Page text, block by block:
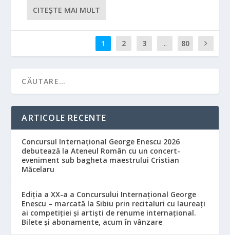
CITEŞTE MAI MULT
1 2 3 ... 80
ARTICOLE RECENTE
Concursul Internațional George Enescu 2026
debutează la Ateneul Român cu un concert-
eveniment sub bagheta maestrului Cristian
Măcelaru
Ediția a XX-a a Concursului Internațional George
Enescu – marcată la Sibiu prin recitaluri cu laureați
ai competiției și artiști de renume internațional.
Bilete și abonamente, acum în vânzare